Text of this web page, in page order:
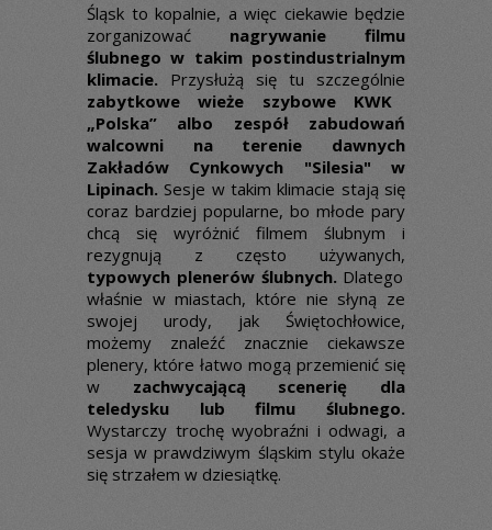
Śląsk to kopalnie, a więc ciekawie będzie
zorganizować nagrywanie filmu
ślubnego w takim postindustrialnym
klimacie. Przysłużą się tu szczególnie
zabytkowe wieże szybowe KWK
„Polska” albo zespół zabudowań
walcowni na terenie dawnych
Zakładów Cynkowych "Silesia" w
Lipinach. Sesje w takim klimacie stają się
coraz bardziej popularne, bo młode pary
chcą się wyróżnić filmem ślubnym i
rezygnują z często używanych,
typowych plenerów ślubnych.Dlatego
właśnie w miastach, które nie słyną ze
swojej urody, jak Świętochłowice,
możemy znaleźć znacznie ciekawsze
plenery, które łatwo mogą przemienić się
w zachwycającą scenerię dla
teledysku lub filmu ślubnego.
Wystarczy trochę wyobraźni i odwagi, a
sesja w prawdziwym śląskim stylu okaże
się strzałem w dziesiątkę.